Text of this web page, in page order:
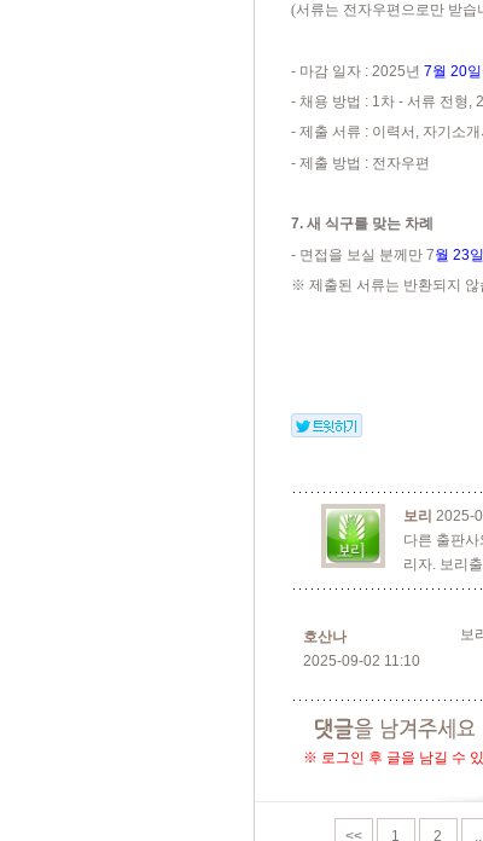
(서류는 전자우편으로만 받습
- 마감 일자 : 2025년 7월 20
- 채용 방법 : 1차 - 서류 전형 , 2
- 제출 서류 : 이력서 , 자기소개
- 제출 방법 : 전자우편
7. 새 식구를 맞는 차례
- 면접을 보실 분께만 7월 23일
※ 제출된 서류는 반환되지 않
보리 2025-
다른 출판
리자. 보리
호산나
2025-09-02 11:10
보
※ 로그인 후 글을 남길 수
<< 1 2